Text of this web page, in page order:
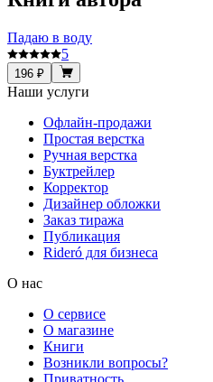
Падаю в воду
5
196 ₽
Наши услуги
Офлайн-продажи
Простая верстка
Ручная верстка
Буктрейлер
Корректор
Дизайнер обложки
Заказ тиража
Публикация
Rideró для бизнеса
О нас
О сервисе
О магазине
Книги
Возникли вопросы?
Приватность